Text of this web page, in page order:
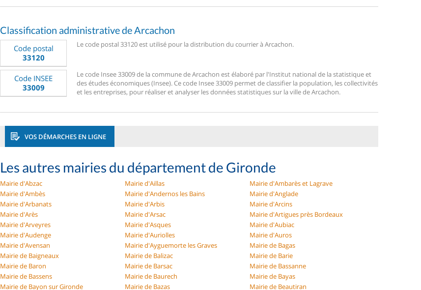
Classification administrative de Arcachon
Code postal
33120
Le code postal 33120 est utilisé pour la distribution du courrier à Arcachon.
Code INSEE
33009
Le code Insee 33009 de la commune de Arcachon est élaboré par l'Institut national de la statistique et
des études économiques (Insee). Ce code Insee 33009 permet de classifier la population, les collectivités
et les entreprises, pour réaliser et analyser les données statistiques sur la ville de Arcachon.
VOS DÉMARCHES EN LIGNE
Les autres mairies du département de Gironde
Mairie d'Abzac Mairie d'Aillas
Mairie d'Ambarès et Lagrave
Mairie d'Ambès
Mairie d'Andernos les Bains
Mairie d'Anglade
Mairie d'Arbanats
Mairie d'Arbis
Mairie d'Arcins
Mairie d'Arès
Mairie d'Arsac
Mairie d'Artigues près Bordeaux
Mairie d'Arveyres
Mairie d'Asques
Mairie d'Aubiac
Mairie d'Audenge
Mairie d'Auriolles
Mairie d'Auros
Mairie d'Avensan
Mairie d'Ayguemorte les Graves
Mairie de Bagas
Mairie de Baigneaux
Mairie de Balizac
Mairie de Barie
Mairie de Baron
Mairie de Barsac
Mairie de Bassanne
Mairie de Bassens
Mairie de Baurech
Mairie de Bayas
Mairie de Bayon sur Gironde
Mairie de Bazas Mairie de Beautiran